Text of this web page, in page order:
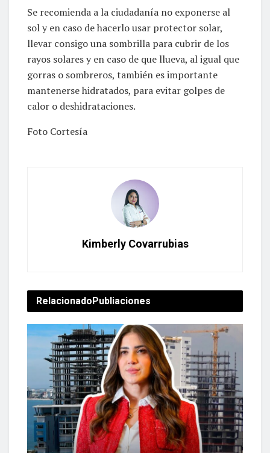
Se recomienda a la ciudadanía no exponerse al
sol y en caso de hacerlo usar protector solar,
llevar consigo una sombrilla para cubrir de los
rayos solares y en caso de que llueva, al igual que
gorras o sombreros, también es importante
mantenerse hidratados, para evitar golpes de
calor o deshidrataciones.
Foto Cortesía
Kimberly Covarrubias
RelacionadoPubliaciones